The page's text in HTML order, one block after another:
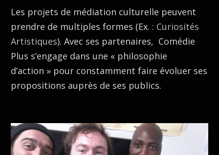
Les projets de médiation culturelle peuvent
prendre de multiples formes (Ex. : Curiosités
Artistiques). Avec ses partenaires, Comédie
Plus s’engage dans une « philosophie
d’action » pour constamment faire évoluer ses
propositions auprès de ses publics.